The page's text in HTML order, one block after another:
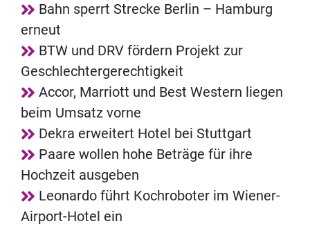
Bahn sperrt Strecke Berlin – Hamburg
erneut
BTW und DRV fördern Projekt zur
Geschlechtergerechtigkeit
Accor, Marriott und Best Western liegen
beim Umsatz vorne
Dekra erweitert Hotel bei Stuttgart
Paare wollen hohe Beträge für ihre
Hochzeit ausgeben
Leonardo führt Kochroboter im Wiener-
Airport-Hotel ein